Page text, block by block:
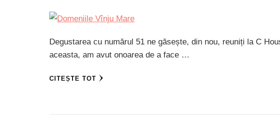
Degustarea cu numărul 51 ne găsește, din nou, reuniți la C
aceasta, am avut onoarea de a face …
CITEȘTE TOT